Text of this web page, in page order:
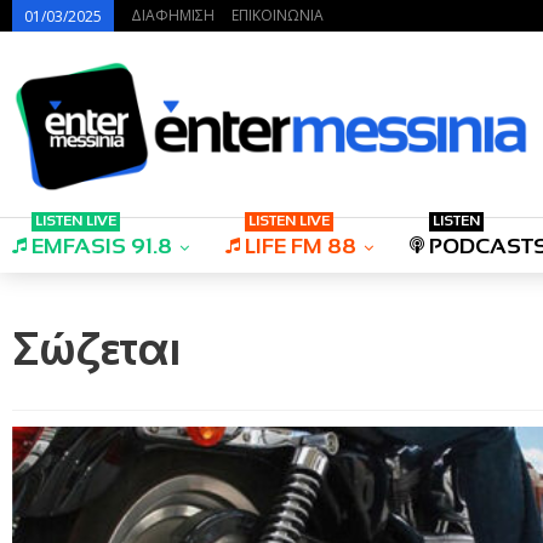
01/03/2025 ΔΙΑΦΗΜΙΣΗ ΕΠΙΚΟΙΝΩΝΙΑ
EMFASIS 91.8
LISTEN LIVE
LIFE FM 88
LISTEN LIVE LISTEN
Σώζεται